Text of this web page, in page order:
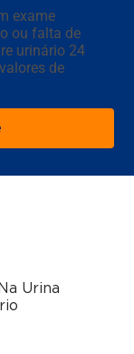
exame
ou falta de
urinário 24
de
Urina